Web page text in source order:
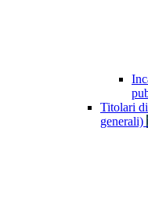
Titolari
generali)